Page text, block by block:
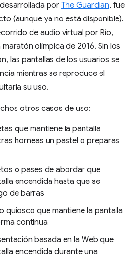
por The Guardian, fue
(aunque ya no está disponible).
de audio virtual por Río,
olímpica de 2016. Sin los
las pantallas de los usuarios se
mientras se reproduce el
su uso.
otros casos de uso:
que mantiene la pantalla
horneas un pastel o preparas
o pases de abordar que
encendida hasta que se
de barras
quiosco que mantiene la pantalla
continua
basada en la Web que
encendida durante una